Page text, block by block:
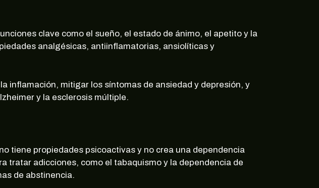
clave como el sueño, el estado de ánimo, el apetito y la
analgésicas, antiinflamatorias, ansiolíticas y
inflamación, mitigar los síntomas de ansiedad y depresión, y
y la esclerosis múltiple.
tiene propiedades psicoactivas y no crea una dependencia
tratar adicciones, como el tabaquismo y la dependencia de
de abstinencia.